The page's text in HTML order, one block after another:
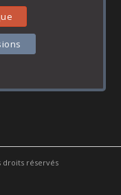
droits réservés